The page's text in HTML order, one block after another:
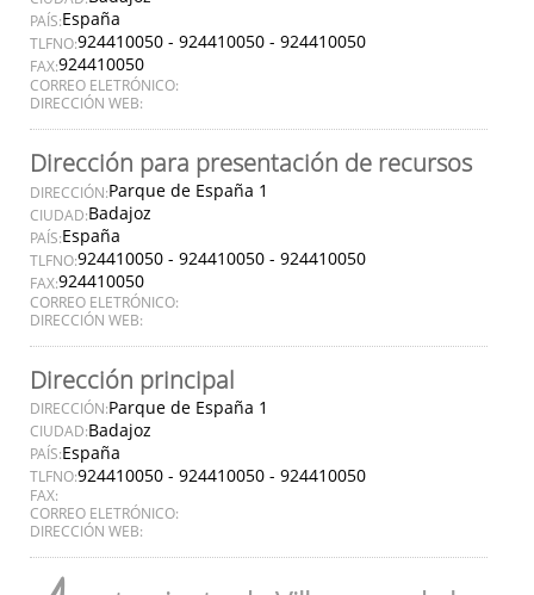
PAÍS:España
TLFNO:924410050 - 924410050 - 924410050
FAX:924410050
CORREO ELETRÓNICO:
DIRECCIÓN WEB:
Dirección para presentación de recursos
DIRECCIÓN:Parque de España 1
CIUDAD:Badajoz
PAÍS:España
TLFNO:924410050 - 924410050 - 924410050
FAX:924410050
CORREO ELETRÓNICO:
DIRECCIÓN WEB:
Dirección principal
DIRECCIÓN:Parque de España 1
CIUDAD:Badajoz
PAÍS:España
TLFNO:924410050 - 924410050 - 924410050
FAX:
CORREO ELETRÓNICO:
DIRECCIÓN WEB: